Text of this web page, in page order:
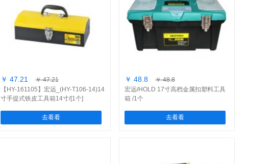
￥ 47.21
￥ 47.21
【HY-161105】宏远_(HY-T106-14)14
寸手提式铁皮工具箱14寸/[1个]
去看看
￥ 48.8
￥ 48.8
宏远/HOLD 17寸高档金属扣塑料工具
箱 /1个
去看看